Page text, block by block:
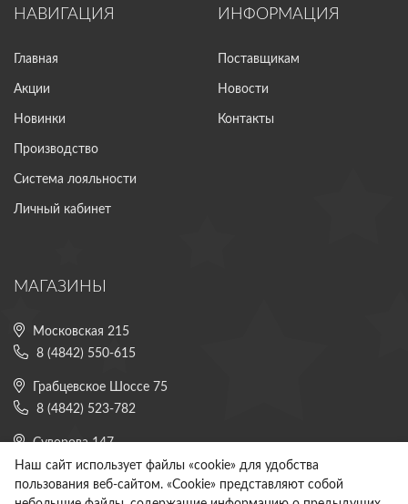
НАВИГАЦИЯ
Главная
Акции
Новинки
Производство
Система лояльности
Личный кабинет
ИНФОРМАЦИЯ
Поставщикам
Новости
Контакты
МАГАЗИНЫ
Московская 215
8 (4842) 550-615
Грабцевское Шоссе 75
8 (4842) 523-782
Суворова 147
8 (4842) 225-882
Все магазины
Наш сайт использует файлы «cookie» для удобства
пользования веб-сайтом. «Cookie» представляют собой